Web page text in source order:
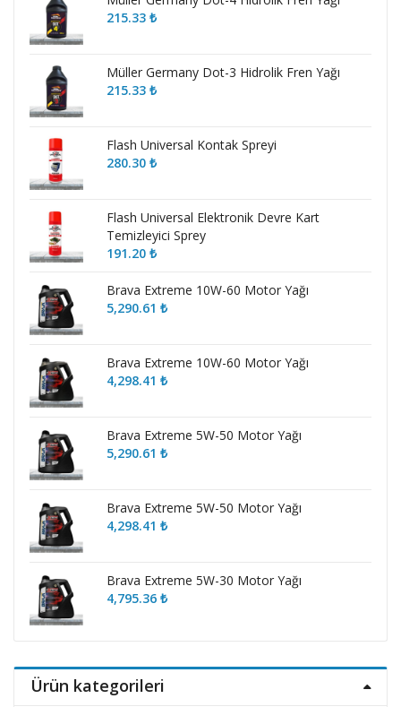
215.33₺
Müller Germany Dot-3 Hidrolik Fren Yağı
215.33₺
Flash Universal Kontak Spreyi
280.30₺
Flash Universal Elektronik Devre Kart
Temizleyici Sprey
191.20₺
Brava Extreme 10W-60 Motor Yağı
5,290.61₺
Brava Extreme 10W-60 Motor Yağı
4,298.41₺
Brava Extreme 5W-50 Motor Yağı
5,290.61₺
Brava Extreme 5W-50 Motor Yağı
4,298.41₺
Brava Extreme 5W-30 Motor Yağı
4,795.36₺
Ürün kategorileri